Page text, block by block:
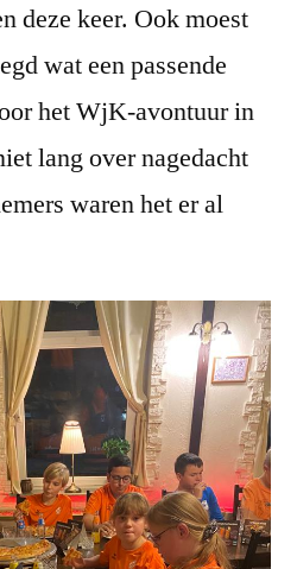
deze keer. Ook moest
wat een passende
het WjK-avontuur in
lang over nagedacht
waren het er al